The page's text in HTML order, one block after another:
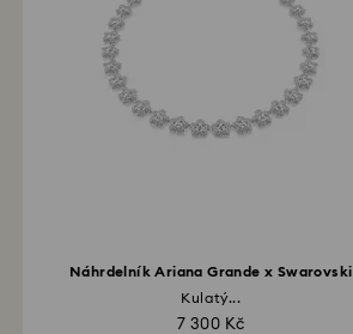
Náhrdelník Ariana Grande x Swarovski
Kulatý...
7 300 Kč